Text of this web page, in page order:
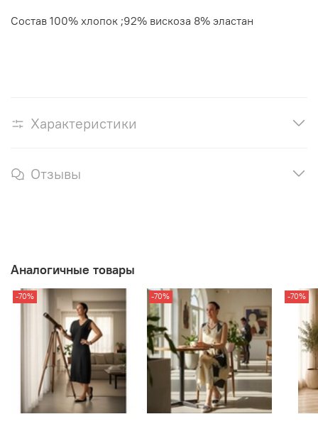
Состав 100% хлопок ;92% вискоза 8% эластан
Характеристики
Отзывы
Аналогичные товары
-70% -70% -70%